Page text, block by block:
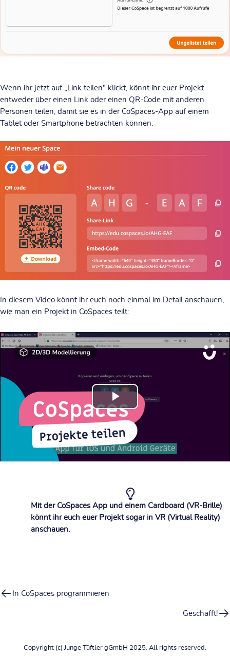
Wenn ihr jetzt auf „Link teilen" klickt, könnt ihr euer Projekt
entweder über einen Link oder einen QR-Code mit anderen
Personen teilen, damit sie es in der CoSpaces-App auf einem
Tablet oder Smartphone betrachten können.
In diesem Video könnt ihr euch noch einmal im Detail anschauen,
wie man ein Projekt in CoSpaces teilt:
Play
Video
Mit der CoSpaces App und einem Cardboard (VR-Brille)
könnt ihr euch euer Projekt sogar in VR (Virtual Reality)
anschauen.
In CoSpaces programmieren
Geschafft!
Copyright (c) Junge Tüftler gGmbH 2025. All rights reserved.